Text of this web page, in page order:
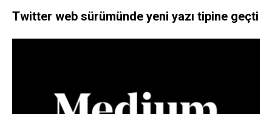
Twitter web sürümünde yeni yazı tipine geçti